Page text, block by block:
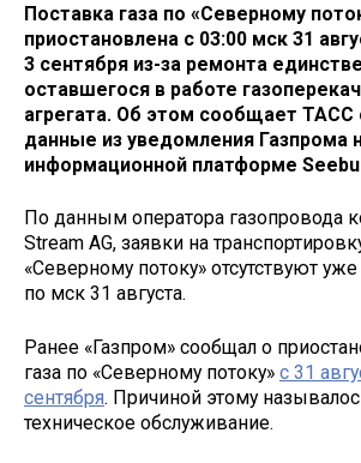
Поставка газа по «Северному
приостановлена с 03:00 мск 31
3 сентября из-за ремонта
оставшегося в работе
агрегата. Об этом сообщает ТАСС
данные из уведомления Газпрома
информационной платформе
По данным оператора газопровода
Stream AG, заявки на
«Северному потоку» отсутствуют
по мск 31 августа.
Ранее «Газпром» сообщал о
газа по «Северному потоку» с 31
сентября. Причиной этому
техническое обслуживание.